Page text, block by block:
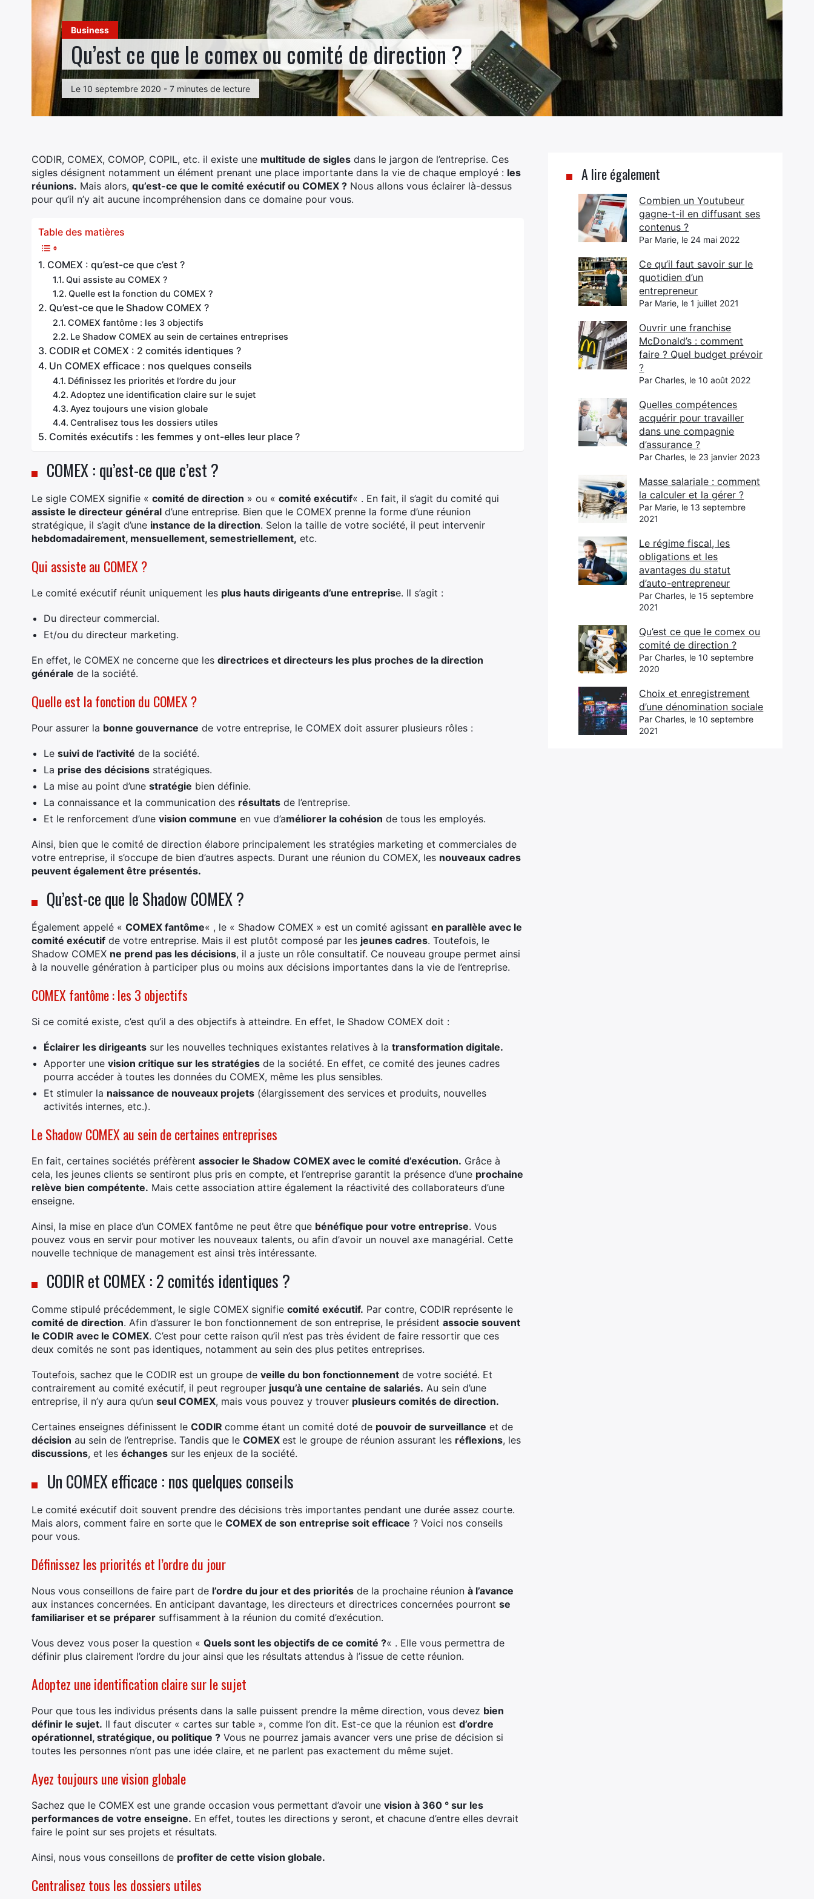
Business
Qu’est ce que le comex ou comité de direction ?
Le 10 septembre 2020 - 7 minutes de lecture
CODIR, COMEX, COMOP, COPIL, etc. il existe une multitude de sigles dans le jargon de l’entreprise. Ces
sigles désignent notamment un élément prenant une place importante dans la vie de chaque employé : les
réunions. Mais alors, qu’est-ce que le comité exécutif ou COMEX ? Nous allons vous éclairer là-dessus
pour qu’il n’y ait aucune incompréhension dans ce domaine pour vous.
Table des matières
COMEX : qu’est-ce que c’est ?
Qui assiste au COMEX ?
Quelle est la fonction du COMEX ?
Qu’est-ce que le Shadow COMEX ?
COMEX fantôme : les 3 objectifs
Le Shadow COMEX au sein de certaines entreprises
CODIR et COMEX : 2 comités identiques ?
Un COMEX efficace : nos quelques conseils
Définissez les priorités et l’ordre du jour
Adoptez une identification claire sur le sujet
Ayez toujours une vision globale
Centralisez tous les dossiers utiles
Comités exécutifs : les femmes y ont-elles leur place ?
COMEX : qu’est-ce que c’est ?
Le sigle COMEX signifie « comité de direction » ou « comité exécutif« . En fait, il s’agit du comité qui
assiste le directeur général d’une entreprise. Bien que le COMEX prenne la forme d’une réunion
stratégique, il s’agit d’une instance de la direction. Selon la taille de votre société, il peut intervenir
hebdomadairement, mensuellement, semestriellement, etc.
Qui assiste au COMEX ?
Le comité exécutif réunit uniquement les plus hauts dirigeants d’une entreprise. Il s’agit :
Du directeur commercial.
Et/ou du directeur marketing.
En effet, le COMEX ne concerne que les directrices et directeurs les plus proches de la direction
générale de la société.
Quelle est la fonction du COMEX ?
Pour assurer la bonne gouvernance de votre entreprise, le COMEX doit assurer plusieurs rôles :
Le suivi de l’activité de la société.
La prise des décisions stratégiques.
La mise au point d’une stratégie bien définie.
La connaissance et la communication des résultats de l’entreprise.
Et le renforcement d’une vision commune en vue d’améliorer la cohésion de tous les employés.
Ainsi, bien que le comité de direction élabore principalement les stratégies marketing et commerciales de
votre entreprise, il s’occupe de bien d’autres aspects. Durant une réunion du COMEX, les nouveaux cadres
peuvent également être présentés.
Qu’est-ce que le Shadow COMEX ?
Également appelé « COMEX fantôme« , le « Shadow COMEX » est un comité agissant en parallèle avec le
comité exécutif de votre entreprise. Mais il est plutôt composé par les jeunes cadres. Toutefois, le
Shadow COMEX ne prend pas les décisions, il a juste un rôle consultatif. Ce nouveau groupe permet ainsi
à la nouvelle génération à participer plus ou moins aux décisions importantes dans la vie de l’entreprise.
COMEX fantôme : les 3 objectifs
Si ce comité existe, c’est qu’il a des objectifs à atteindre. En effet, le Shadow COMEX doit :
Éclairer les dirigeants sur les nouvelles techniques existantes relatives à la transformation digitale.
Apporter une vision critique sur les stratégies de la société. En effet, ce comité des jeunes cadres
pourra accéder à toutes les données du COMEX, même les plus sensibles.
Et stimuler la naissance de nouveaux projets (élargissement des services et produits, nouvelles
activités internes, etc.).
Le Shadow COMEX au sein de certaines entreprises
En fait, certaines sociétés préfèrent associer le Shadow COMEX avec le comité d’exécution. Grâce à
cela, les jeunes clients se sentiront plus pris en compte, et l’entreprise garantit la présence d’une prochaine
relève bien compétente. Mais cette association attire également la réactivité des collaborateurs d’une
enseigne.
Ainsi, la mise en place d’un COMEX fantôme ne peut être que bénéfique pour votre entreprise. Vous
pouvez vous en servir pour motiver les nouveaux talents, ou afin d’avoir un nouvel axe managérial. Cette
nouvelle technique de management est ainsi très intéressante.
CODIR et COMEX : 2 comités identiques ?
Comme stipulé précédemment, le sigle COMEX signifie comité exécutif. Par contre, CODIR représente le
comité de direction. Afin d’assurer le bon fonctionnement de son entreprise, le président associe souvent
le CODIR avec le COMEX. C’est pour cette raison qu’il n’est pas très évident de faire ressortir que ces
deux comités ne sont pas identiques, notamment au sein des plus petites entreprises.
Toutefois, sachez que le CODIR est un groupe de veille du bon fonctionnement de votre société. Et
contrairement au comité exécutif, il peut regrouper jusqu’à une centaine de salariés. Au sein d’une
entreprise, il n’y aura qu’un seul COMEX, mais vous pouvez y trouver plusieurs comités de direction.
Certaines enseignes définissent le CODIR comme étant un comité doté de pouvoir de surveillance et de
décision au sein de l’entreprise. Tandis que le COMEX est le groupe de réunion assurant les réflexions, les
discussions, et les échanges sur les enjeux de la société.
Un COMEX efficace : nos quelques conseils
Le comité exécutif doit souvent prendre des décisions très importantes pendant une durée assez courte.
Mais alors, comment faire en sorte que le COMEX de son entreprise soit efficace ? Voici nos conseils
pour vous.
Définissez les priorités et l’ordre du jour
Nous vous conseillons de faire part de l’ordre du jour et des priorités de la prochaine réunion à l’avance
aux instances concernées. En anticipant davantage, les directeurs et directrices concernées pourront se
familiariser et se préparer suffisamment à la réunion du comité d’exécution.
Vous devez vous poser la question « Quels sont les objectifs de ce comité ?« . Elle vous permettra de
définir plus clairement l’ordre du jour ainsi que les résultats attendus à l’issue de cette réunion.
Adoptez une identification claire sur le sujet
Pour que tous les individus présents dans la salle puissent prendre la même direction, vous devez bien
définir le sujet. Il faut discuter « cartes sur table », comme l’on dit. Est-ce que la réunion est d’ordre
opérationnel, stratégique, ou politique ? Vous ne pourrez jamais avancer vers une prise de décision si
toutes les personnes n’ont pas une idée claire, et ne parlent pas exactement du même sujet.
Ayez toujours une vision globale
Sachez que le COMEX est une grande occasion vous permettant d’avoir une vision à 360 ° sur les
performances de votre enseigne. En effet, toutes les directions y seront, et chacune d’entre elles devrait
faire le point sur ses projets et résultats.
Ainsi, nous vous conseillons de profiter de cette vision globale.
Centralisez tous les dossiers utiles
A lire également
Combien un Youtubeur
gagne-t-il en diffusant ses
contenus ?
Par Marie, le 24 mai 2022
Ce qu’il faut savoir sur le
quotidien d’un
entrepreneur
Par Marie, le 1 juillet 2021
Ouvrir une franchise
McDonald’s : comment
faire ? Quel budget prévoir
?
Par Charles, le 10 août 2022
Quelles compétences
acquérir pour travailler
dans une compagnie
d’assurance ?
Par Charles, le 23 janvier 2023
Masse salariale : comment
la calculer et la gérer ?
Par Marie, le 13 septembre
2021
Le régime fiscal, les
obligations et les
avantages du statut
d’auto-entrepreneur
Par Charles, le 15 septembre
2021
Qu’est ce que le comex ou
comité de direction ?
Par Charles, le 10 septembre
2020
Choix et enregistrement
d’une dénomination sociale
Par Charles, le 10 septembre
2021